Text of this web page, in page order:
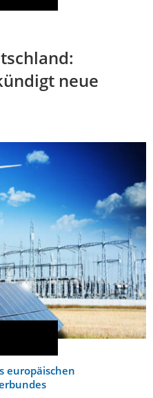
neue
europäischen